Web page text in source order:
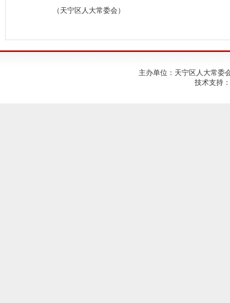
（天宁区人大常委会）
主办单位：天宁区人大常委
技术支持